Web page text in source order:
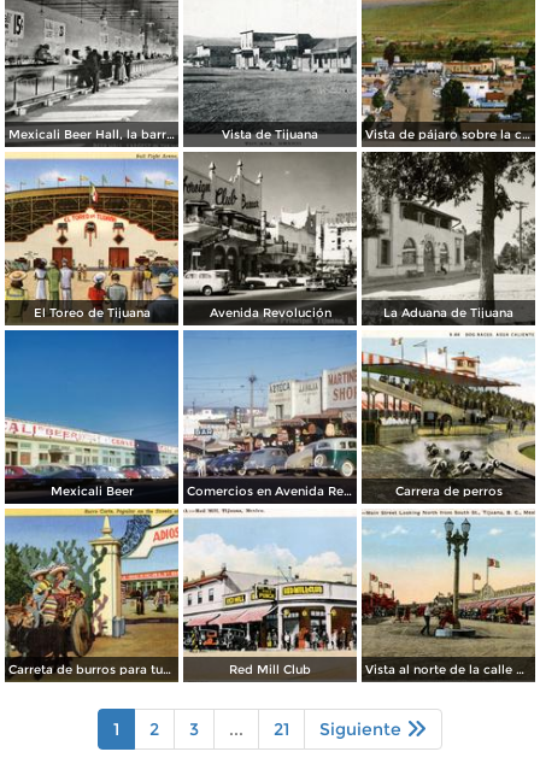
Mexicali Beer Hall, la barra más grande del mundo Vista de Tijuana Vista de pájaro sobre la calle principal de Tijuana
El Toreo de Tijuana Avenida Revolución La Aduana de Tijuana
Mexicali Beer Comercios en Avenida Revolución Carrera de perros
Carreta de burros para turistas Red Mill Club Vista al norte de la calle principal, desde la Calle Sur
1 2 3 ... 21 Siguiente